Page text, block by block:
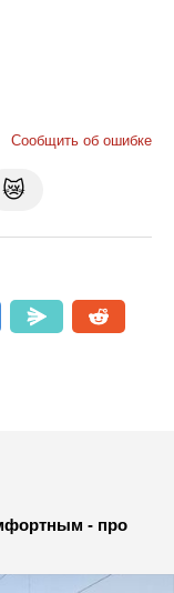
Сообщить об ошибке
😿
- про